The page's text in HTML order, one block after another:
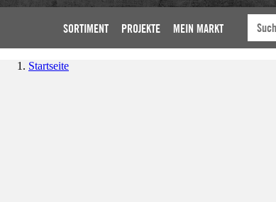
SORTIMENT PROJEKTE MEIN MARKT
Startseite